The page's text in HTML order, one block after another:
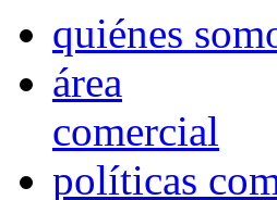
quiénes
área
comercial
políticas